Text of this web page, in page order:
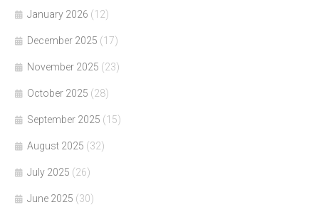
January 2026 (12)
December 2025 (17)
November 2025 (23)
October 2025 (28)
September 2025 (15)
August 2025 (32)
July 2025 (26)
June 2025 (30)